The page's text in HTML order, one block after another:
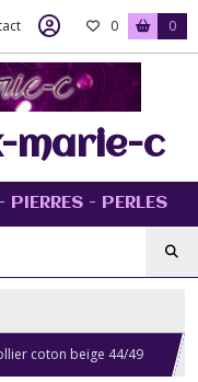
0 0
marie-c
- PERLES
coton beige 44/49